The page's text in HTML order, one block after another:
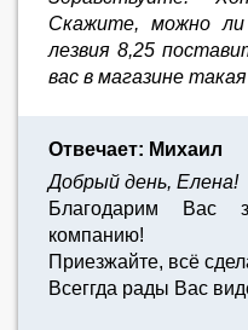
Скажите, можно
лезвия 8,25
вас в магазине
Отвечает: Михаил
Добрый день, Елена!
Благодарим
компанию!
Приезжайте, всё
Всеггда рады Вас